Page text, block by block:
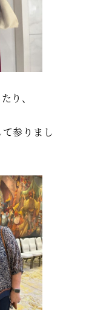
り、
参りまし